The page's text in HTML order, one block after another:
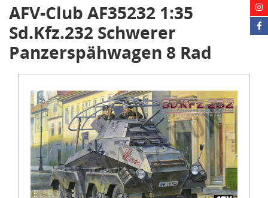
AFV-Club AF35232 1:35
Sd.Kfz.232 Schwerer
Panzerspähwagen 8 Rad
of